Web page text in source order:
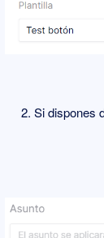
2. Si dispones